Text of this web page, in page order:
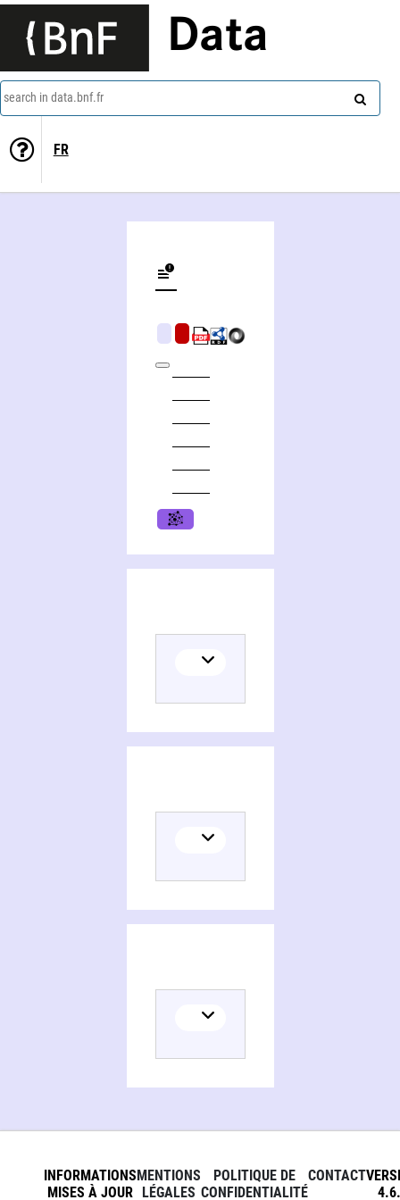
Data
search in data.bnf.fr
FR
INFORMATIONS
MISES À JOUR
MENTIONS
LÉGALES
POLITIQUE DE
CONFIDENTIALITÉ
CONTACT